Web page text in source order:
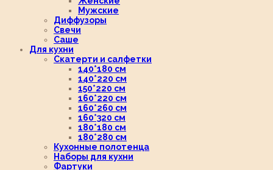
Мужские
Диффузоры
Свечи
Саше
Для кухни
Скатерти и салфетки
140*180 см
140*220 см
150*220 см
160*220 см
160*260 см
160*320 см
180*180 см
180*280 см
Кухонные полотенца
Наборы для кухни
Фартуки